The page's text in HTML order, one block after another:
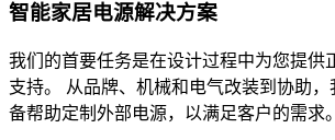
智能家居电源解决方案
我们的首要任务是在设计过程中为您提供
支持。 从品牌、机械和电气改装到协助
备帮助定制外部电源，以满足客户的需求。